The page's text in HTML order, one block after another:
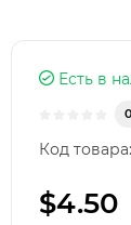
Есть в
0
Код товара:
$4.50